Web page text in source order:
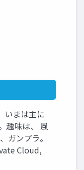
いまは主に
趣味は、 風
ガンプラ。
Cloud,